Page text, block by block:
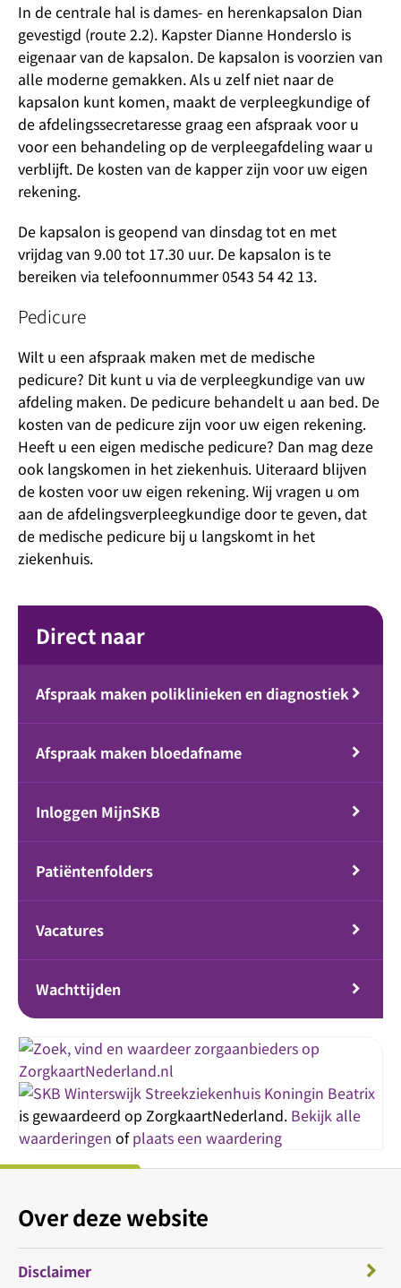
In de centrale hal is dames- en herenkapsalon Dian
gevestigd (route 2.2). Kapster Dianne Honderslo is
eigenaar van de kapsalon. De kapsalon is voorzien van
alle moderne gemakken. Als u zelf niet naar de
kapsalon kunt komen, maakt de verpleegkundige of
de afdelingssecretaresse graag een afspraak voor u
voor een behandeling op de verpleegafdeling waar u
verblijft. De kosten van de kapper zijn voor uw eigen
rekening.
De kapsalon is geopend van dinsdag tot en met
vrijdag van 9.00 tot 17.30 uur. De kapsalon is te
bereiken via telefoonnummer 0543 54 42 13.
Pedicure
Wilt u een afspraak maken met de medische
pedicure? Dit kunt u via de verpleegkundige van uw
afdeling maken. De pedicure behandelt u aan bed. De
kosten van de pedicure zijn voor uw eigen rekening.
Heeft u een eigen medische pedicure? Dan mag deze
ook langskomen in het ziekenhuis. Uiteraard blijven
de kosten voor uw eigen rekening. Wij vragen u om
aan de afdelingsverpleegkundige door te geven, dat
de medische pedicure bij u langskomt in het
ziekenhuis.
Direct naar
Afspraak maken poliklinieken en diagnostiek
Afspraak maken bloedafname
Inloggen MijnSKB
Patiëntenfolders
Vacatures
Wachttijden
Streekziekenhuis Koningin Beatrix
is gewaardeerd op ZorgkaartNederland. Bekijk alle
waarderingen ofplaats een waardering
Over deze website
Disclaimer